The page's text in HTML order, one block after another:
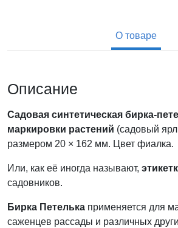
О товаре
Описание
Садовая синтетическая бирка-
маркировки растений (садовый
размером 20 × 162 мм. Цвет фиалка.
Или, как её иногда называют,
садовников.
Бирка Петелька применяется для
саженцев рассады и различных